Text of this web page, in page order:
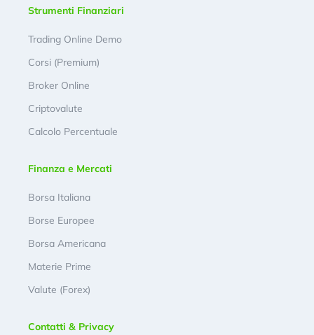
Strumenti Finanziari
Trading Online Demo
Corsi (Premium)
Broker Online
Criptovalute
Calcolo Percentuale
Finanza e Mercati
Borsa Italiana
Borse Europee
Borsa Americana
Materie Prime
Valute (Forex)
Contatti & Privacy